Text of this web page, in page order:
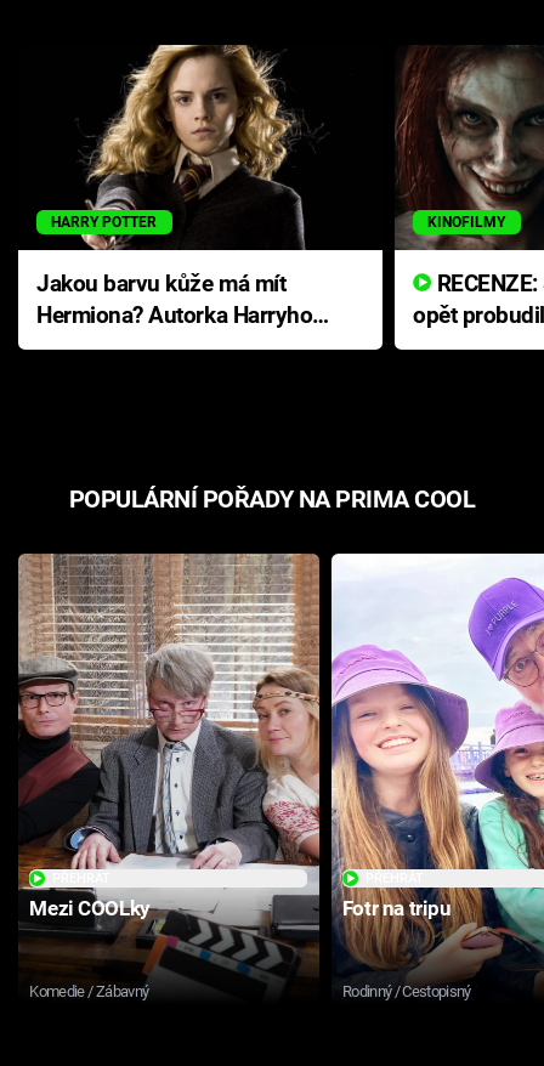
HARRY POTTER
Jakou barvu kůže má mít
Hermiona? Autorka Harryho
Pottera přišla s ráznou
KINOFILMY
opět
přichází s
POPULÁRNÍ POŘADY NA PRIMA COOL
Mezi COOLky
Komedie / Zábavný
Fotr na tripu
Rodinný / Cestopisný